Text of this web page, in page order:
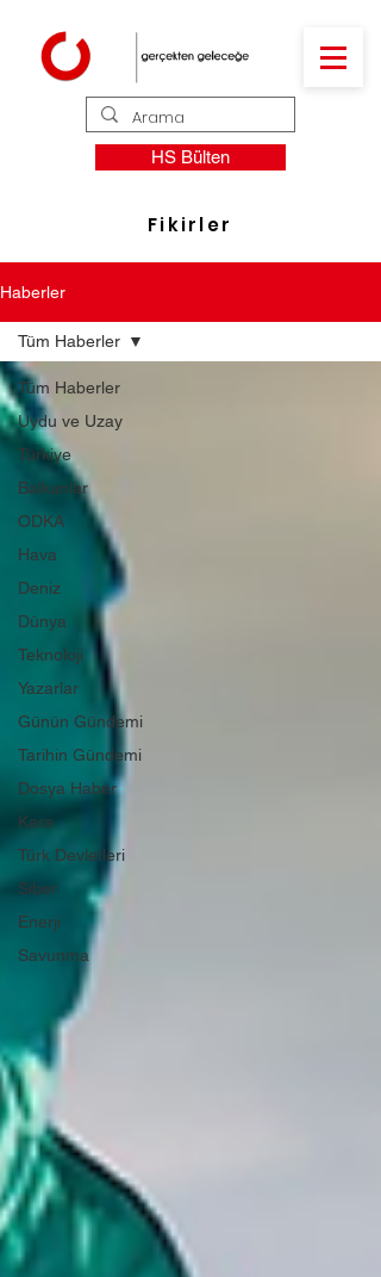
HS Bülten
Fikirler
Haberler
Tüm Haberler
Uydu ve Uzay
Türkiye
Balkanlar
ODKA
Hava
Deniz
Dünya
Teknoloji
Yazarlar
Günün Gündemi
Tarihin Gündemi
Dosya Haber
Kara
Türk Devletleri
Siber
Enerji
Savunma
Tüm Haberler